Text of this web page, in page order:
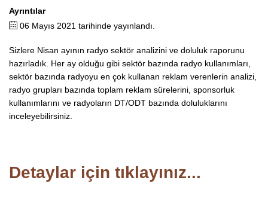
Ayrıntılar
06 Mayıs 2021 tarihinde yayınlandı.
Sizlere Nisan ayının radyo sektör analizini ve doluluk raporunu
hazırladık. Her ay olduğu gibi sektör bazında radyo kullanımları,
sektör bazında radyoyu en çok kullanan reklam verenlerin analizi,
radyo grupları bazında toplam reklam sürelerini, sponsorluk
kullanımlarını ve radyoların DT/ODT bazında doluluklarını
inceleyebilirsiniz.
Detaylar için tıklayınız...